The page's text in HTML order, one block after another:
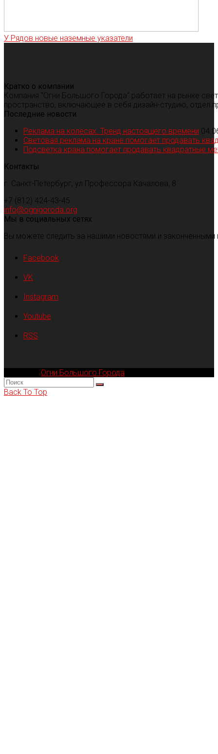
У Рядов новые наземные указатели
Кратко о компании
Компания "Огни Большого Города" работает на рынке
пространство, включающее в себя дизайн-студию, отдел
Последние новости
Реклама на колесах. Тренд настоящего времени
Световая реклама на кране помогает продавать
Подсветка крана помогает продавать квадратные
Контакты
г. Санкт-Петербург, ул Профессора Качалова, 8
+7 (812) 424-43-45
info@ognigoroda.org
Мы в социальных сетях
Вы можете следить за нашими новостями и
Facebook
VK
Instagram
Youtube
RSS
Огни Большого Города
Back To Top